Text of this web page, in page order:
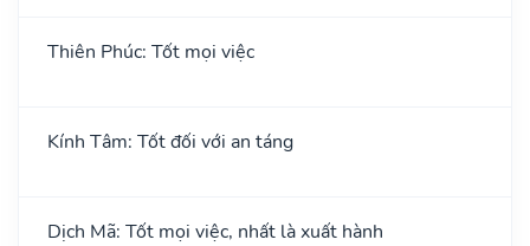
Thiên Phúc: Tốt mọi việc
Kính Tâm: Tốt đối với an táng
Dịch Mã: Tốt mọi việc, nhất là xuất hành